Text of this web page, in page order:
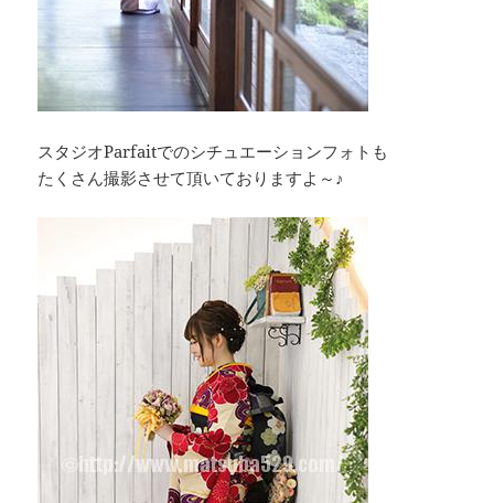
スタジオParfaitでのシチュエーションフォトも
たくさん撮影させて頂いておりますよ～♪